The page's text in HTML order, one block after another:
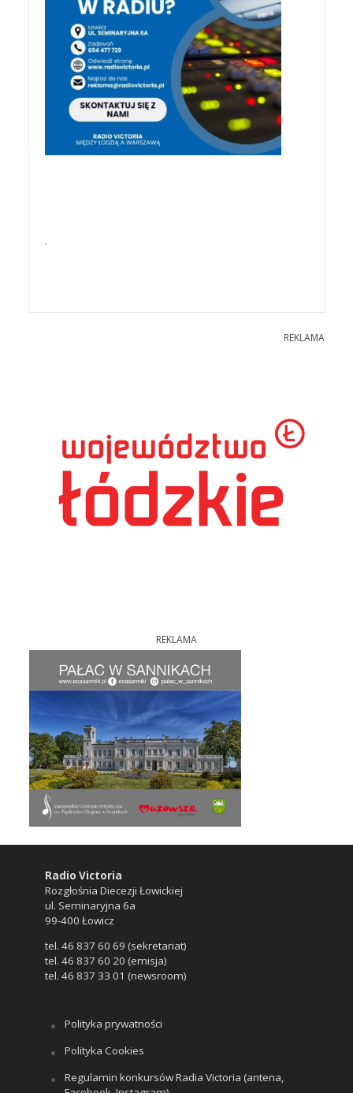
.
REKLAMA
REKLAMA
Radio Victoria
Rozgłośnia Diecezji Łowickiej
ul. Seminaryjna 6a
99-400 Łowicz
tel. 46 837 60 69 (sekretariat)
tel. 46 837 60 20 (emisja)
tel. 46 837 33 01 (newsroom)
Polityka prywatności
Polityka Cookies
Regulamin konkursów Radia Victoria (antena,